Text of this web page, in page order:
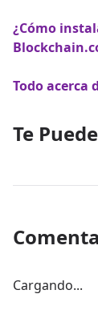
¿Cómo
Todo acerca
Te
Cargando...